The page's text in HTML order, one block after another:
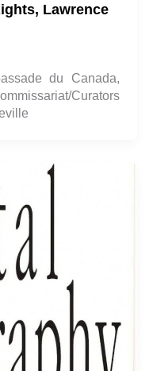
Lawrence
du Canada,
Curators